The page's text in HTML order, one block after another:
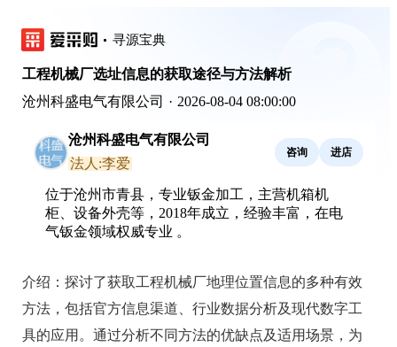
寻源宝典
工程机械厂选址信息的获取途径与方法解析
沧州科盛电气有限公司 · 2026-08-04 08:00:00
沧州科盛电气有限公司
法人:李爱
咨询 进店
位于沧州市青县，专业钣金加工，主营机箱机
柜、设备外壳等，2018年成立，经验丰富，在电
气钣金领域权威专业 。
介绍： 探讨了获取工程机械厂地理位置信息的多种有效
方法，包括官方信息渠道、行业数据分析及现代数字工
具的应用。通过分析不同方法的优缺点及适用场景，为